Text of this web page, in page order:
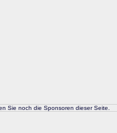
Sie noch die Sponsoren dieser Seite.